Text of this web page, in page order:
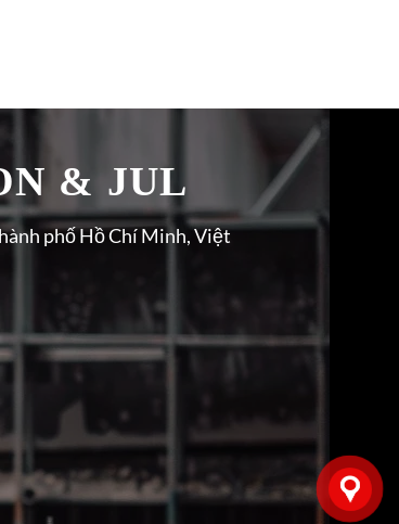
& JUL
phố Hồ Chí Minh, Việt